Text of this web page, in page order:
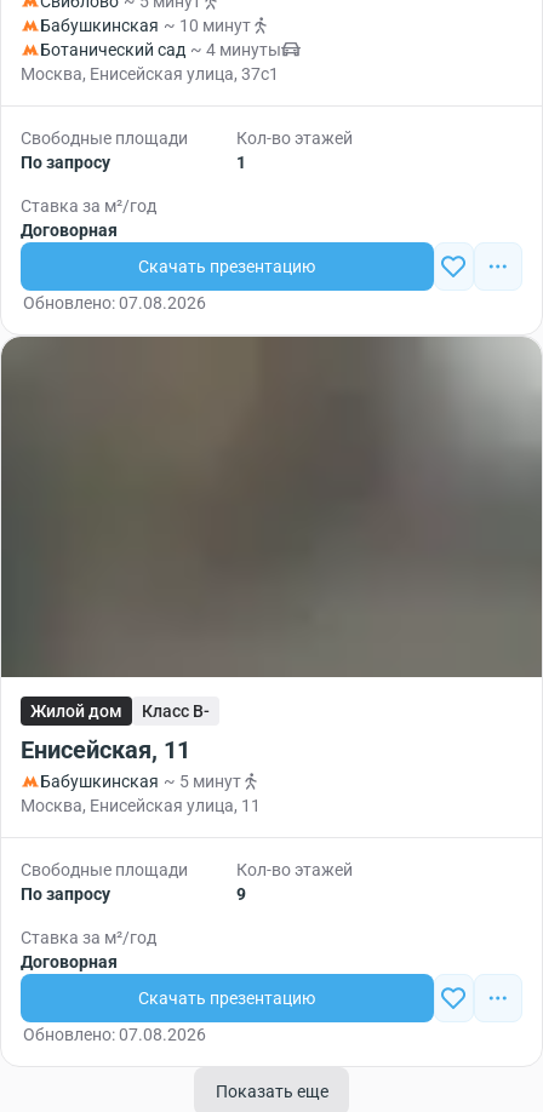
Бабушкинская ~ 10 минут
Ботанический сад ~ 4 минуты
Москва, Енисейская улица, 37с1
Свободные площади
По запросу
Кол-во этажей
1
Ставка за м²/год
Договорная
Скачать презентацию
Обновлено: 07.08.2026
Жилой дом Класс B-
Енисейская, 11
Бабушкинская ~ 5 минут
Москва, Енисейская улица, 11
Свободные площади
По запросу
Кол-во этажей
9
Ставка за м²/год
Договорная
Скачать презентацию
Обновлено: 07.08.2026
Показать еще